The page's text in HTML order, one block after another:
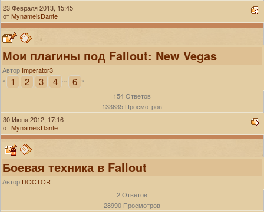
23 Февраля 2013, 15:45
отMynameisDante
Мои плагины под Fallout: New Vegas
Автор Imperator3
« 1 2 3 4 ... 6 »
154 Ответов
133635 Просмотров
30 Июня 2012, 17:16
отMynameisDante
Боевая техника в Fallout
Автор DOCTOR
2 Ответов
28990 Просмотров